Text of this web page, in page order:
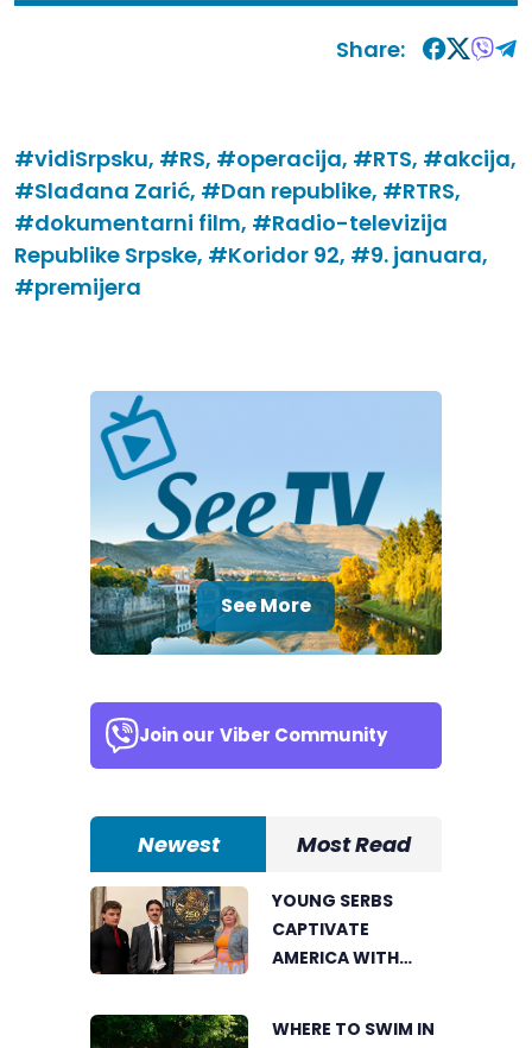
Share:
#vidiSrpsku, #RS, #operacija, #RTS, #akcija,
#Slađana Zarić, #Dan republike, #RTRS,
#dokumentarni film, #Radio-televizija
Republike Srpske, #Koridor 92, #9. januara,
#premijera
See More
Join our Viber Community
Newest Most Read
YOUNG SERBS
CAPTIVATE
AMERICA WITH
WHERE TO SWIM IN